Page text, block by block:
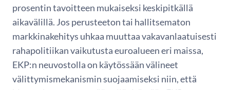
prosentin tavoitteen mukaiseksi keskipitkällä
aikavälillä. Jos perusteeton tai hallitsematon
markkinakehitys uhkaa muuttaa vakavanlaatuisesti
rahapolitiikan vaikutusta euroalueen eri maissa,
EKP:n neuvostolla on käytössään välineet
välittymismekanismin suojaamiseksi niin, että